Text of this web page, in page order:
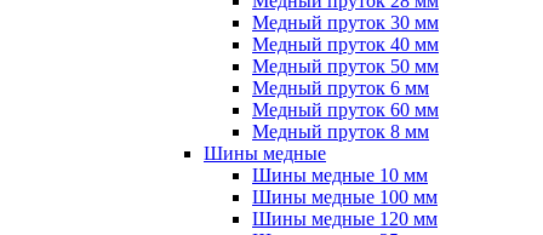
Медный пруток 30 мм
Медный пруток 40 мм
Медный пруток 50 мм
Медный пруток 6 мм
Медный пруток 60 мм
Медный пруток 8 мм
Шины медные
Шины медные 10 мм
Шины медные 100 мм
Шины медные 120 мм